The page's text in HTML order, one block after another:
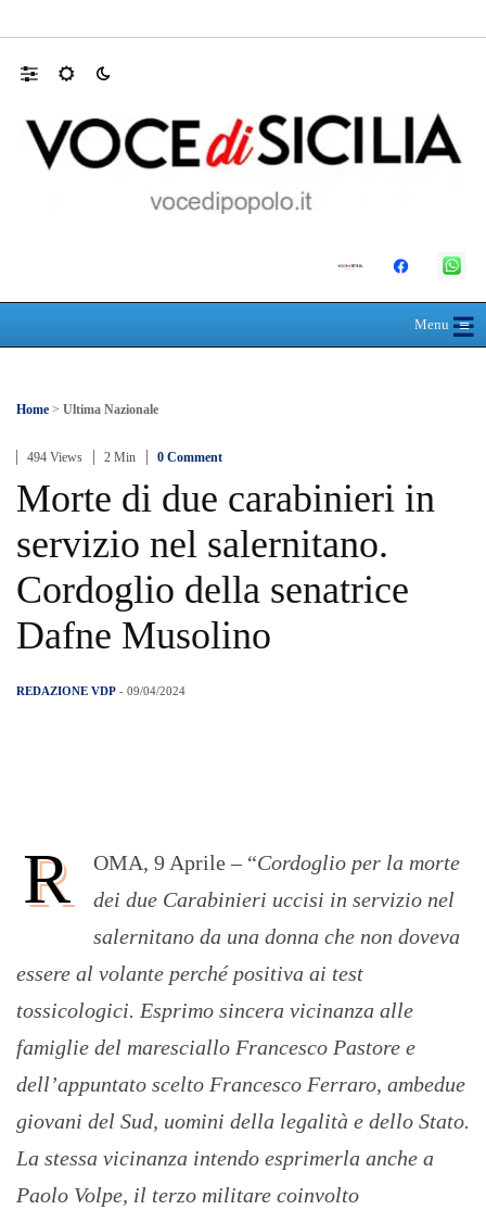
Menu≡
☰
Home > Ultima Nazionale
494 Views 2 Min 0 Comment
Morte di due carabinieri in
servizio nel salernitano.
Cordoglio della senatrice
Dafne Musolino
REDAZIONE VDP - 09/04/2024
R OMA, 9 Aprile – “Cordoglio per la morte
dei due Carabinieri uccisi in servizio nel
salernitano da una donna che non doveva
essere al volante perché positiva ai test
tossicologici. Esprimo sincera vicinanza alle
famiglie del maresciallo Francesco Pastore e
dell’appuntato scelto Francesco Ferraro, ambedue
giovani del Sud, uomini della legalità e dello Stato.
La stessa vicinanza intendo esprimerla anche a
Paolo Volpe, il terzo militare coinvolto